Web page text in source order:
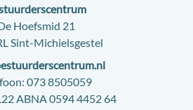
Hoefsmid 21
Sint-Michielsgestel
073 8505059
ABNA 0594 4452 64